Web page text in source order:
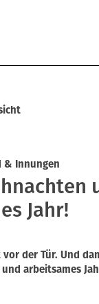
& Innungen
Jahr!
der Tür. Und
arbeitsames